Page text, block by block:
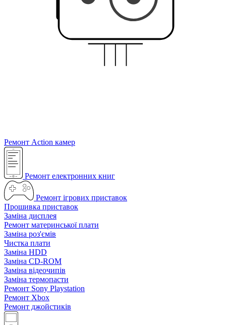
Ремонт Action камер
Ремонт електронних книг
Ремонт ігрових приставок
Прошивка приставок
Заміна дисплея
Ремонт материнської плати
Заміна роз'ємів
Чистка плати
Заміна HDD
Заміна CD-ROM
Заміна відеочипів
Заміна термопасти
Ремонт Sony Playstation
Ремонт Xbox
Ремонт джойстиків